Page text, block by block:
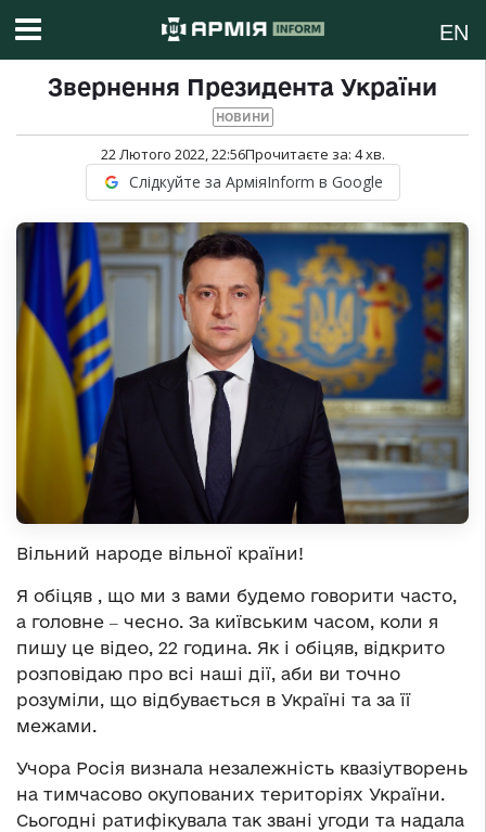
EN
Звернення Президента України
НОВИНИ
22 Лютого 2022, 22:56Прочитаєте за: 4хв.
Слідкуйте за АрміяInform в Google
Вільний народе вільної країни!
Я обіцяв , що ми з вами будемо говорити часто,
а головне ‒ чесно. За київським часом, коли я
пишу це відео, 22 година. Як і обіцяв, відкрито
розповідаю про всі наші дії, аби ви точно
розуміли, що відбувається в Україні та за її
межами.
Учора Росія визнала незалежність квазіутворень
на тимчасово окупованих територіях України.
Сьогодні ратифікувала так звані угоди та надала